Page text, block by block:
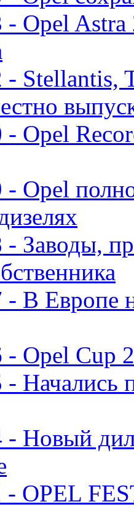
Opel Astra
Stellantis,
Opel
- Opel
- Заводы,
В Европе
Opel Cup
Начались
- Новый
OPEL